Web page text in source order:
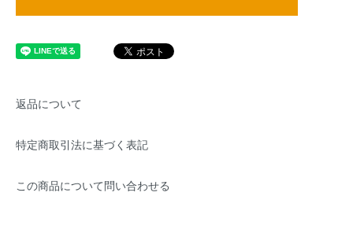
返品について
特定商取引法に基づく表記
この商品について問い合わせる